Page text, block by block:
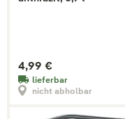
4,99 €
lieferbar
nicht abholbar